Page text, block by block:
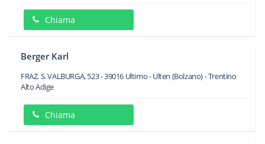
Chiama
Berger Karl
FRAZ. S. VALBURGA, 523-39016 Ultimo - Ulten (Bolzano) -Trentino
Alto Adige
Chiama